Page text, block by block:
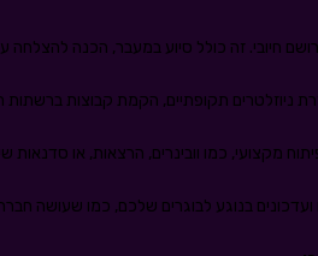
חיובי. זה כולל סיוע במעבר, הכנה להצלחה
ניוזלטרים תקופתיים, הקמת קבוצות ברשתות
מקצועי, כמו וובינרים, הרצאות, או
ועדכונים בנוגע לבוגרים שלכם, כמו שעושה